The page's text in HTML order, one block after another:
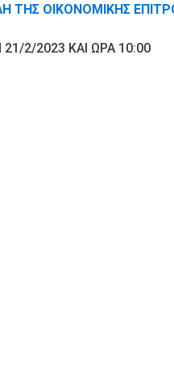
ΤΗΣ ΟΙΚΟΝΟΜΙΚΗΣ
2/2023 ΚΑΙ ΩΡΑ 10:00